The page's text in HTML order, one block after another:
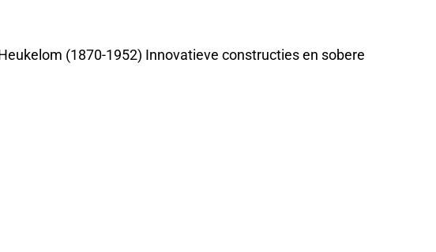
(1870-1952) Innovatieve constructies en sobere